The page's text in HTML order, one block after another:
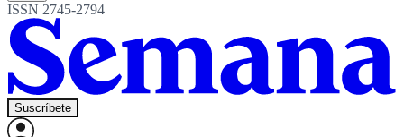
ISSN 2745-2794
Suscríbete